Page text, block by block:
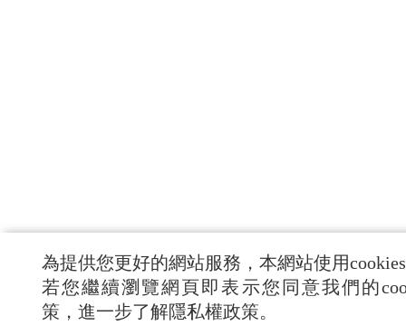
為提供您更好的網站服務，本網站使用
若您繼續瀏覽網頁即表示您同意我們的
策，進一步了解隱私權政策。